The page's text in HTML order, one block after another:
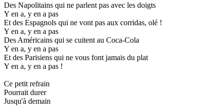
Des Napolitains qui ne parlent pas avec les doigts
Y en a, y en a pas
Et des Espagnols qui ne vont pas aux corridas, olé !
Y en a, y en a pas
Des Américains qui se cuitent au Coca-Cola
Y en a, y en a pas
Et des Parisiens qui ne vous font jamais du plat
Y en a, y en a pas !
Ce petit refrain
Pourrait durer
Jusqu'à demain